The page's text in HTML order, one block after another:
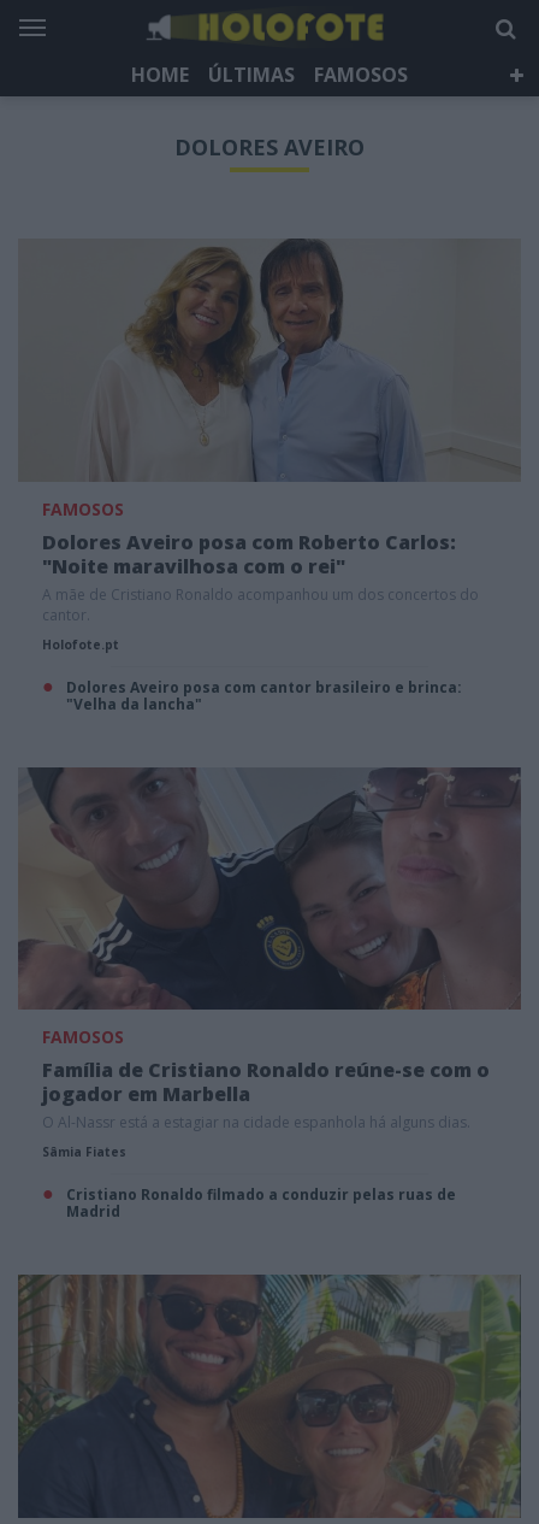
HOME ÚLTIMAS
FAMOSOS
HOLOFOTE TV
NEWSLETTER
DOLORES AVEIRO
FAMOSOS
Dolores Aveiro posa com Roberto Carlos:
"Noite maravilhosa com o rei"
A mãe de Cristiano Ronaldo acompanhou um dos concertos do
cantor.
Holofote.pt
Dolores Aveiro posa com cantor brasileiro e brinca:
"Velha da lancha"
FAMOSOS
Família de Cristiano Ronaldo reúne-se com o
jogador em Marbella
O Al-Nassr está a estagiar na cidade espanhola há alguns dias.
Sâmia Fiates
Cristiano Ronaldo filmado a conduzir pelas ruas de
Madrid